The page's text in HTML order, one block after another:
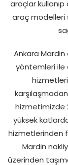
araçlar kullanıp
araç modelleri
Ankara
yöntemleri ile
hizmetimizde
yüksek
hizmetlerinden
Mardin
üzerinden